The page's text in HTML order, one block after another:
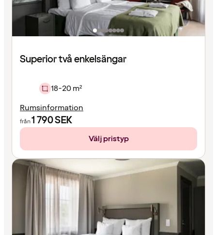
Superior två enkelsängar
18-20 m²
Rumsinformation
från1 790SEK
Välj pristyp